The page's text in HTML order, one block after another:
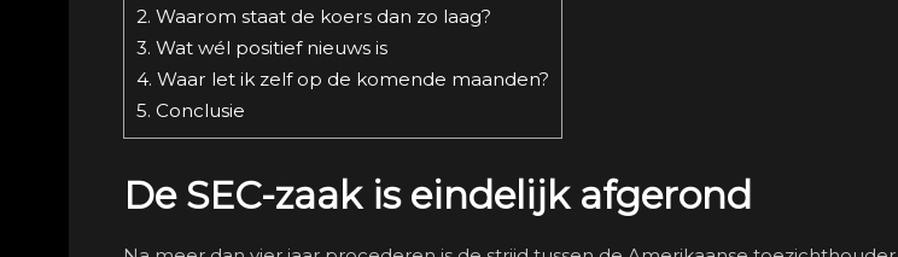
2. Waarom staat de koers dan zo laag?
3. Wat wél positief nieuws is
4. Waar let ik zelf op de komende maanden?
5. Conclusie
De SEC-zaak is eindelijk afgerond